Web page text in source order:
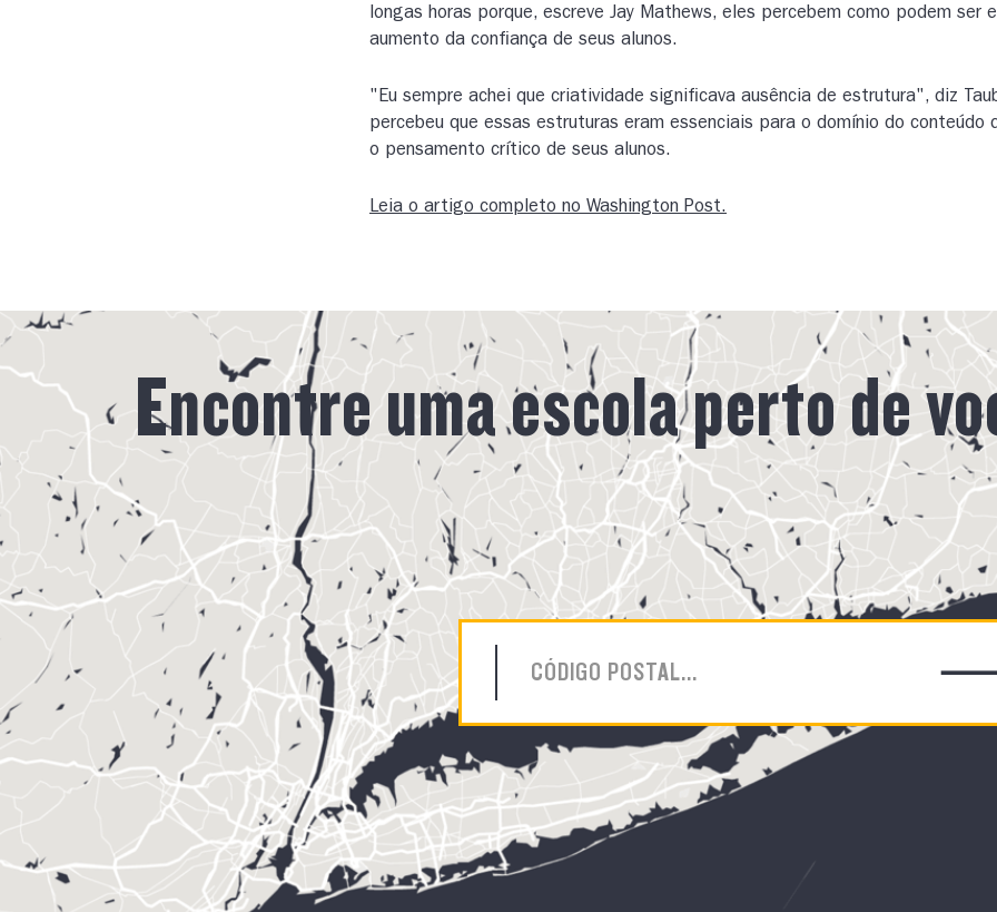
longas horas porque, escreve Jay Mathews, eles percebem como podem ser
aumento da confiança de seus alunos.
"Eu sempre achei que criatividade significava ausência de estrutura", diz
percebeu que essas estruturas eram essenciais para o domínio do conteúdo
o pensamento crítico de seus alunos.
Leia o artigo completo no Washington Post.
Encontre uma escola perto de